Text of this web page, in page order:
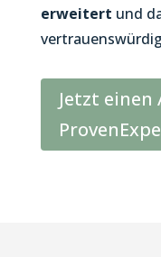
erweitert und
Jetzt einen